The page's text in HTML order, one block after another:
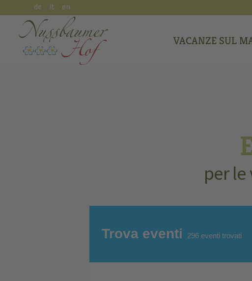
de it en
VACANZE SUL
per le
Trova eventi 296 eventi trovati